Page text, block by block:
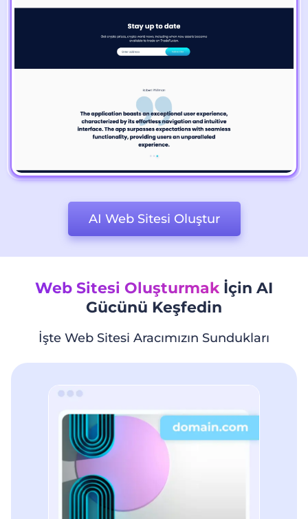
AI Web Sitesi Oluştur
Web Sitesi Oluşturmak İçin AI
Gücünü Keşfedin
İşte Web Sitesi Aracımızın Sundukları